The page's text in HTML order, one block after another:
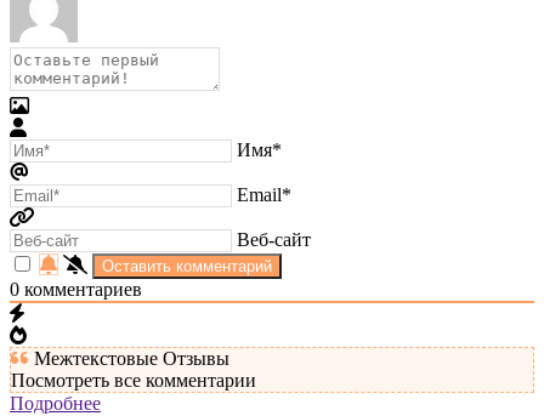
Имя*
Email*
Веб-сайт
0 комментариев
Межтекстовые Отзывы
Посмотреть все комментарии
Подробнее